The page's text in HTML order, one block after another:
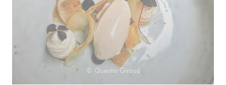
© Quentin Giroud